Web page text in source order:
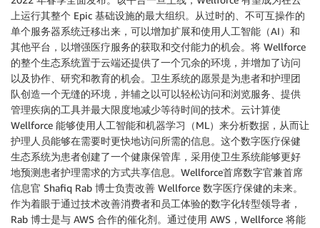
上运行其整个 Epic 基础设施的最大组织。从过时的、不可互操作的
单个服务器系统迁移出来，可以增加扩展和使用人工智能（AI）和
其他平台，以增强医疗服务的获取和交付能力的机会。将 Wellforce
的整个生态系统置于云端还提供了一个冗余的环境，并增加了访问
以及协作、研究和教育的机会。卫生系统的愿景是为患者和护理团
队创造一个无缝的环境，并辅之以可以轻松访问和浏览服务、提供
管理疾病的工具并最大限度地减少等待时间的技术。云计算使
Wellforce 能够使用人工智能和机器学习（ML）来分析数据，从而让
护理人员能够在需要时更快地访问所需的信息。这个数字医疗保健
生态系统为患者创建了一个健康保管库，采用使卫生系统能够更好
地预测患者护理需求的方式共享信息。Wellforce首席数字官兼首席
信息官 Shafiq Rab 博士负责改善 Wellforce 数字医疗保健的未来。
作为着眼于通过技术改善消费者和员工体验的数字化转型领导者，
Rab 博士是与 AWS 合作的催化剂。通过使用 AWS，Wellforce 将能